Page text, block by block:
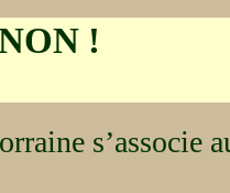
!
s’associe